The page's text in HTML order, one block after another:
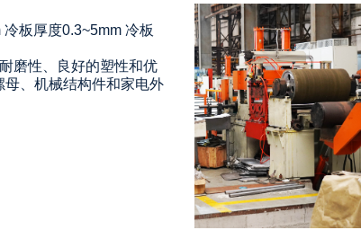
板厚度0.3~5mm 冷板
磨性、良好的塑性和优
、机械结构件和家电外